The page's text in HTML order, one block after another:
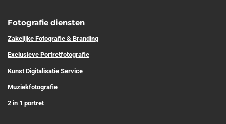
Fotografie diensten
Zakelijke Fotografie & Branding
Exclusieve Portretfotografie
Kunst Digitalisatie Service
Muziekfotografie
2 in 1 portret